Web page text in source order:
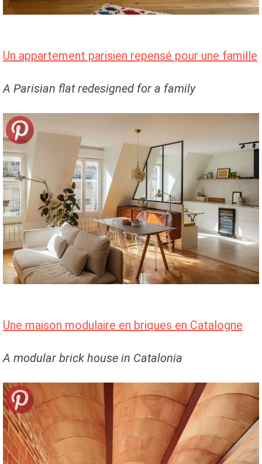
Un appartement parisien repensé pour une famille
A Parisian flat redesigned for a family
Une maison modulaire en briques en Catalogne
A modular brick house in Catalonia